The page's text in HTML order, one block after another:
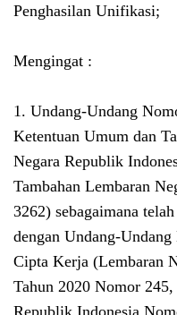
Penghasilan Unifikasi;
Mengingat :
1. Undang-Undang
Ketentuan Umum dan
Negara Republik
Tambahan Lembaran
3262) sebagaimana
dengan Undang-
Cipta Kerja (Lembaran
Tahun 2020 Nomor
Republik Indonesia